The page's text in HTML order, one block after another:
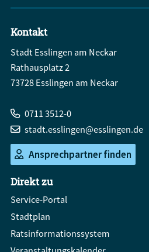
Kontakt
Stadt Esslingen am Neckar
Rathausplatz 2
73728 Esslingen am Neckar
0711 3512-0
stadt.esslingen@esslingen.de
Ansprechpartner finden
Direkt zu
Service-Portal
Stadtplan
Ratsinformationssystem